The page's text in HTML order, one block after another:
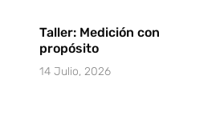
Taller: Medición con
propósito
14 Julio, 2026